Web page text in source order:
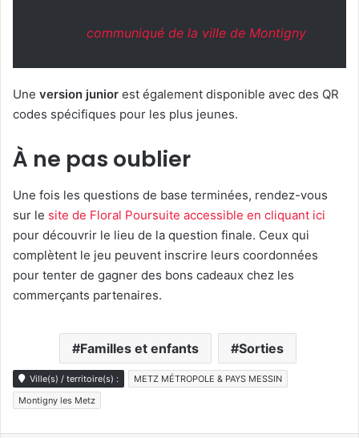
communiqué de la ville de Montigny
Une version junior est également disponible avec des QR
codes spécifiques pour les plus jeunes.
À ne pas oublier
Une fois les questions de base terminées, rendez-vous
sur le site de Floral Poursuite accessible en cliquant ici
pour découvrir le lieu de la question finale. Ceux qui
complètent le jeu peuvent inscrire leurs coordonnées
pour tenter de gagner des bons cadeaux chez les
commerçants partenaires.
Familles et enfants Sorties
Ville(s) / territoire(s) :
METZ MÉTROPOLE & PAYS MESSIN
Montigny les Metz